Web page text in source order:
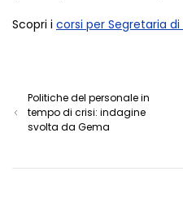
Scopri i corsi per Segretaria di
Politiche del personale in
tempo di crisi: indagine
svolta da Gema